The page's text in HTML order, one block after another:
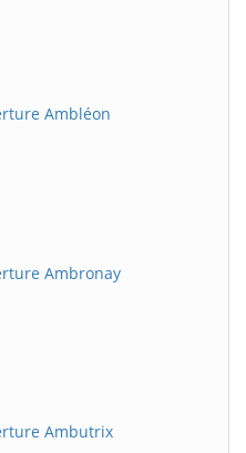
Ambléon
Ambronay
Ambutrix